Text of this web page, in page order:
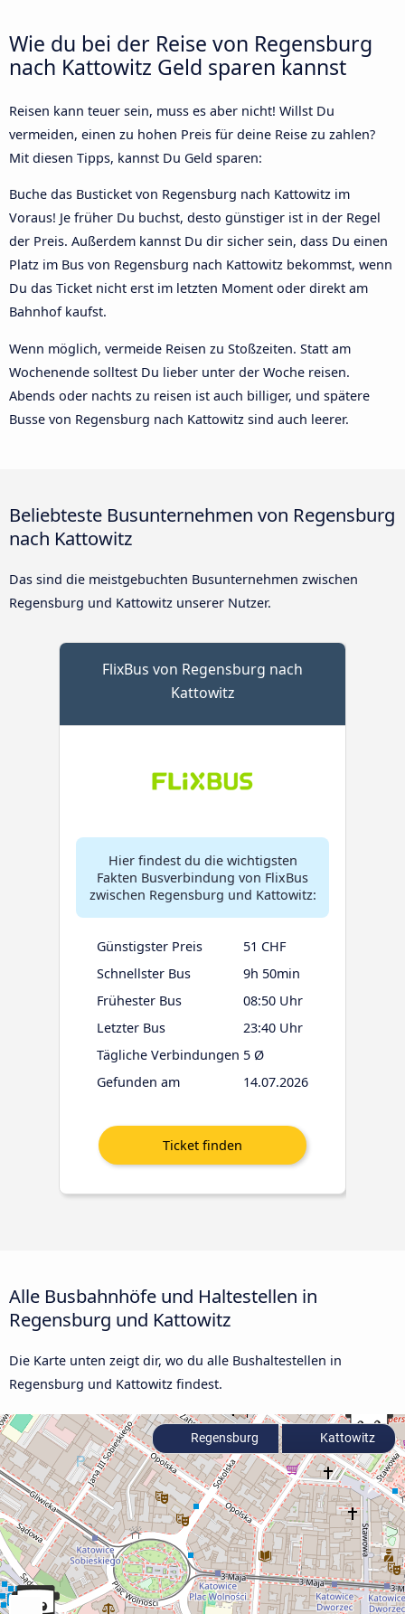
Wie du bei der Reise von Regensburg
nach Kattowitz Geld sparen kannst
Reisen kann teuer sein, muss es aber nicht! Willst Du
vermeiden, einen zu hohen Preis für deine Reise zu zahlen?
Mit diesen Tipps, kannst Du Geld sparen:
Buche das Busticket von Regensburg nach Kattowitz im
Voraus! Je früher Du buchst, desto günstiger ist in der Regel
der Preis. Außerdem kannst Du dir sicher sein, dass Du einen
Platz im Bus von Regensburg nach Kattowitz bekommst, wenn
Du das Ticket nicht erst im letzten Moment oder direkt am
Bahnhof kaufst.
Wenn möglich, vermeide Reisen zu Stoßzeiten. Statt am
Wochenende solltest Du lieber unter der Woche reisen.
Abends oder nachts zu reisen ist auch billiger, und spätere
Busse von Regensburg nach Kattowitz sind auch leerer.
Beliebteste Busunternehmen von Regensburg
nach Kattowitz
Das sind die meistgebuchten Busunternehmen zwischen
Regensburg und Kattowitz unserer Nutzer.
FlixBus von Regensburg nach
Kattowitz
Hier findest du die wichtigsten
Fakten Busverbindung von FlixBus
zwischen Regensburg und Kattowitz:
Günstigster Preis
51 CHF
Schnellster Bus
9h 50min
Frühester Bus
08:50 Uhr
Letzter Bus
23:40 Uhr
Tägliche Verbindungen 5 Ø
Gefunden am
14.07.2026
Alle Busbahnhöfe und Haltestellen in
Regensburg und Kattowitz
Die Karte unten zeigt dir, wo du alle Bushaltestellen in
Regensburg und Kattowitz findest.
Regensburg Kattowitz